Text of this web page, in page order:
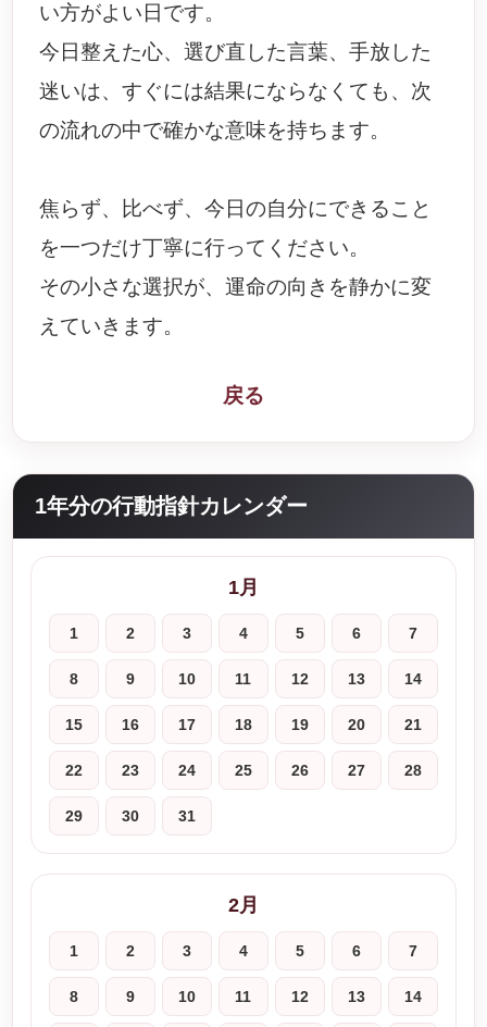
い方がよい日です。
今日整えた心、選び直した言葉、手放した
迷いは、すぐには結果にならなくても、次
の流れの中で確かな意味を持ちます。
焦らず、比べず、今日の自分にできること
を一つだけ丁寧に行ってください。
その小さな選択が、運命の向きを静かに変
えていきます。
戻る
1年分の行動指針カレンダー
1月
1 2 3 4 5 6 7
8 9 10 11 12 13 14
15 16 17 18 19 20 21
22 23 24 25 26 27 28
29 30 31
2月
1 2 3 4 5 6 7
8 9 10 11 12 13 14